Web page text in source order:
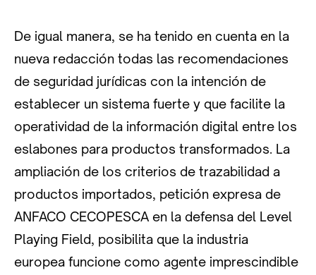
De igual manera, se ha tenido en cuenta en la
nueva redacción todas las recomendaciones
de seguridad jurídicas con la intención de
establecer un sistema fuerte y que facilite la
operatividad de la información digital entre los
eslabones para productos transformados. La
ampliación de los criterios de trazabilidad a
productos importados, petición expresa de
ANFACO CECOPESCA en la defensa del Level
Playing Field, posibilita que la industria
europea funcione como agente imprescindible